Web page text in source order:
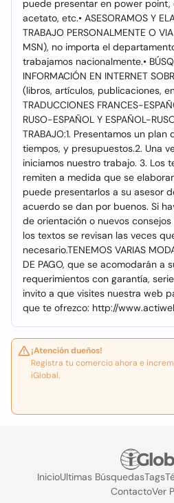
puede presentar en power
acetato, etc.• ASESORAMOS Y
TRABAJO PERSONALMENTE O
MSN), no importa el
trabajamos nacionalmente.•
INFORMACIÓN EN INTERNET
(libros, artículos, publicaciones,
TRADUCCIONES FRANCES-
RUSO-ESPAÑOL Y ESPAÑOL-
TRABAJO:1. Presentamos un
tiempos, y presupuestos.2. Una
iniciamos nuestro trabajo. 3. Los
remiten a medida que se
puede presentarlos a su asesor
acuerdo se dan por buenos. Si
de orientación o nuevos consejos
los textos se revisan las veces
necesario.TENEMOS VARIAS
DE PAGO, que se acomodarán a
requerimientos con garantía,
invito a que visites nuestra web
que te ofrezco: http://
¡Atención dueños!
Registra tu comercio ahora e
iGlobal.
InicioUltimas BúsquedasTags
ContactoVer